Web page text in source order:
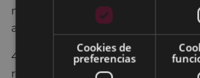
municipal EH Bildu en las
asesoras.
4. Aprobación definitiva de la
reguladora del mercado Errebal de
Cookies de
preferencias